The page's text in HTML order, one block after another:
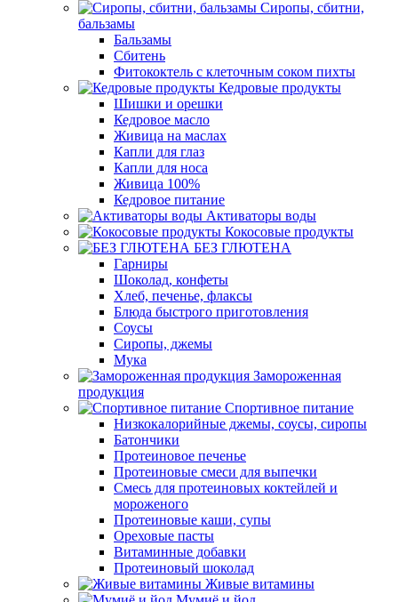
Сиропы, сбитни,
бальзамы
Бальзамы
Сбитень
Фитококтель с клеточным соком пихты
Кедровые продукты
Шишки и орешки
Кедровое масло
Живица на маслах
Капли для глаз
Капли для носа
Живица 100%
Кедровое питание
Активаторы воды
Кокосовые продукты
БЕЗ ГЛЮТЕНА
Гарниры
Шоколад, конфеты
Хлеб, печенье, флаксы
Блюда быстрого приготовления
Соусы
Сиропы, джемы
Мука
Замороженная
продукция
Спортивное питание
Низкокалорийные джемы, соусы, сиропы
Батончики
Протеиновое печенье
Протеиновые смеси для выпечки
Смесь для протеиновых коктейлей и
мороженого
Протеиновые каши, супы
Ореховые пасты
Витаминные добавки
Протеиновый шоколад
Живые витамины